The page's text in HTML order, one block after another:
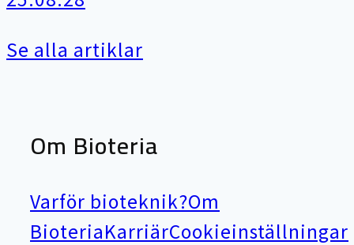
Se alla artiklar
Om Bioteria
Varför bioteknik?Om
BioteriaKarriärCookieinställningar